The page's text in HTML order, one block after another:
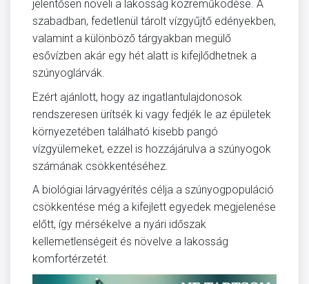
jelentősen növeli a lakosság közreműködése. A
szabadban, fedetlenül tárolt vízgyűjtő edényekben,
valamint a különböző tárgyakban megülő
esővízben akár egy hét alatt is kifejlődhetnek a
szúnyoglárvák.
Ezért ajánlott, hogy az ingatlantulajdonosok
rendszeresen ürítsék ki vagy fedjék le az épületek
környezetében található kisebb pangó
vízgyülemeket, ezzel is hozzájárulva a szúnyogok
számának csökkentéséhez.
A biológiai lárvagyérítés célja a szúnyogpopuláció
csökkentése még a kifejlett egyedek megjelenése
előtt, így mérsékelve a nyári időszak
kellemetlenségeit és növelve a lakosság
komfortérzetét.